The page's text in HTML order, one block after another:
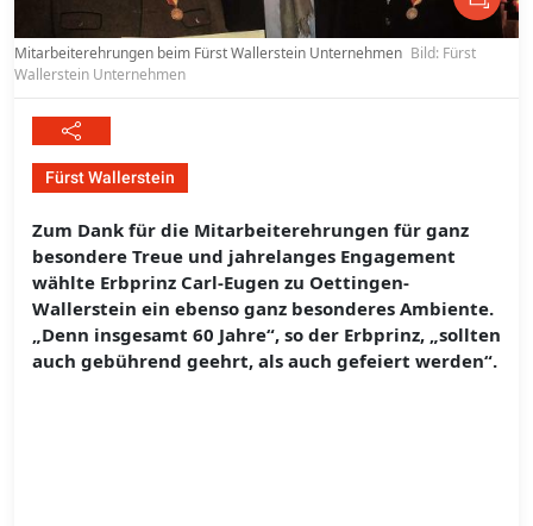
Mitarbeiterehrungen beim Fürst Wallerstein Unternehmen Bild: Fürst
Wallerstein Unternehmen
Fürst Wallerstein
Zum Dank für die Mitarbeiterehrungen für ganz
besondere Treue und jahrelanges Engagement
wählte Erbprinz Carl-Eugen zu Oettingen-
Wallerstein ein ebenso ganz besonderes Ambiente.
„Denn insgesamt 60 Jahre“, so der Erbprinz, „sollten
auch gebührend geehrt, als auch gefeiert werden“.